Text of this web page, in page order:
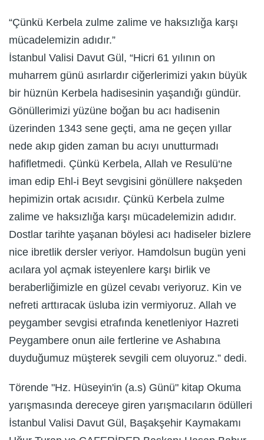
“Çünkü Kerbela zulme zalime ve haksızlığa karşı
mücadelemizin adıdır.”
İstanbul Valisi Davut Gül, “Hicri 61 yılının on
muharrem günü asırlardır ciğerlerimizi yakın büyük
bir hüznün Kerbela hadisesinin yaşandığı gündür.
Gönüllerimizi yüzüne boğan bu acı hadisenin
üzerinden 1343 sene geçti, ama ne geçen yıllar
nede akıp giden zaman bu acıyı unutturmadı
hafifletmedi. Çünkü Kerbela, Allah ve Resulü‘ne
iman edip Ehl-i Beyt sevgisini gönüllere nakşeden
hepimizin ortak acısıdır. Çünkü Kerbela zulme
zalime ve haksızlığa karşı mücadelemizin adıdır.
Dostlar tarihte yaşanan böylesi acı hadiseler bizlere
nice ibretlik dersler veriyor. Hamdolsun bugün yeni
acılara yol açmak isteyenlere karşı birlik ve
beraberliğimizle en güzel cevabı veriyoruz. Kin ve
nefreti arttıracak üsluba izin vermiyoruz. Allah ve
peygamber sevgisi etrafında kenetleniyor Hazreti
Peygambere onun aile fertlerine ve Ashabına
duyduğumuz müşterek sevgili cem oluyoruz.” dedi.
Törende "Hz. Hüseyin'in (a.s) Günü" kitap Okuma
yarışmasında dereceye giren yarışmacıların ödülleri
İstanbul Valisi Davut Gül, Başakşehir Kaymakamı